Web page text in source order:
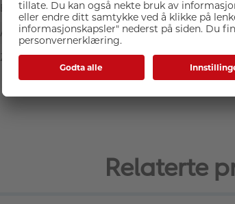
Egnet for fullformat
Autofokus og manuell fokus
Zoomobjektiv
Relaterte